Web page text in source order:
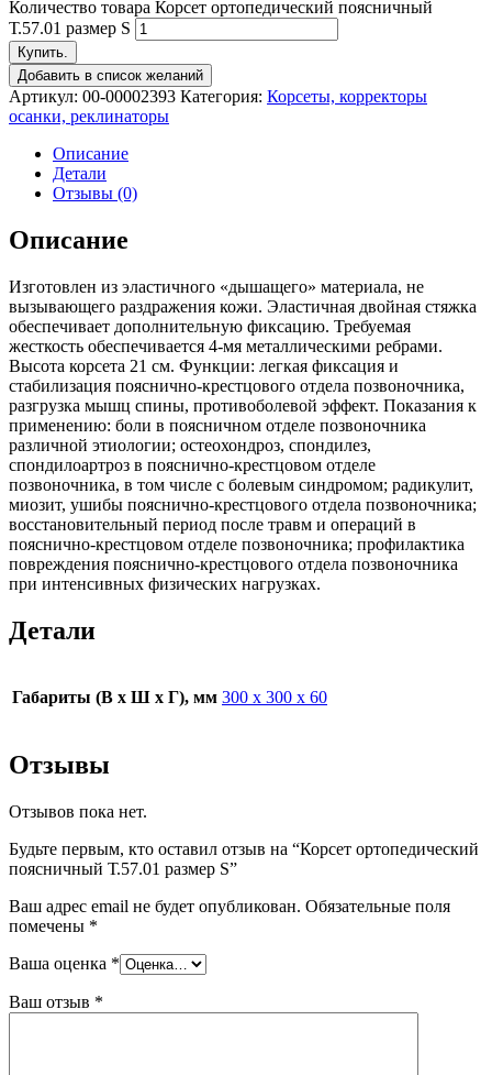
Количество товара Корсет ортопедический поясничный
Т.57.01 размер S
Купить.
Добавить в список желаний
Артикул: 00-00002393 Категория: Корсеты, корректоры
осанки, реклинаторы
Описание
Детали
Отзывы (0)
Описание
Изготовлен из эластичного «дышащего» материала, не
вызывающего раздражения кожи. Эластичная двойная стяжка
обеспечивает дополнительную фиксацию. Требуемая
жесткость обеспечивается 4-мя металлическими ребрами.
Высота корсета 21 см. Функции: легкая фиксация и
стабилизация пояснично-крестцового отдела позвоночника,
разгрузка мышц спины, противоболевой эффект. Показания к
применению: боли в поясничном отделе позвоночника
различной этиологии; остеохондроз, спондилез,
спондилоартроз в пояснично-крестцовом отделе
позвоночника, в том числе с болевым синдромом; радикулит,
миозит, ушибы пояснично-крестцового отдела позвоночника;
восстановительный период после травм и операций в
пояснично-крестцовом отделе позвоночника; профилактика
повреждения пояснично-крестцового отдела позвоночника
при интенсивных физических нагрузках.
Детали
Габариты (В х Ш х Г), мм 300 х 300 х 60
Отзывы
Отзывов пока нет.
Будьте первым, кто оставил отзыв на “Корсет ортопедический
поясничный Т.57.01 размер S”
Ваш адрес email не будет опубликован. Обязательные поля
помечены *
Ваша оценка *
Ваш отзыв *